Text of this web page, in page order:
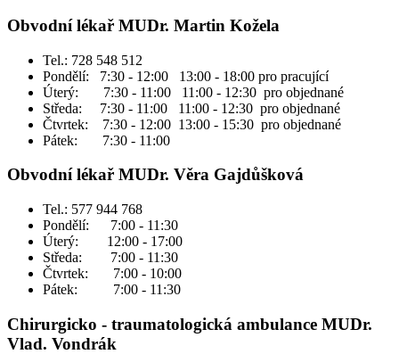
Obvodní lékař MUDr. Martin Kožela
Tel.: 728 548 512
Pondělí: 7:30 - 12:00 13:00 - 18:00 pro pracující
Úterý: 7:30 - 11:00 11:00 - 12:30 pro objednané
Středa: 7:30 - 11:00 11:00 - 12:30 pro objednané
Čtvrtek: 7:30 - 12:00 13:00 - 15:30 pro objednané
Pátek: 7:30 - 11:00
Obvodní lékař MUDr. Věra Gajdůšková
Tel.: 577 944 768
Pondělí: 7:00 - 11:30
Úterý: 12:00 - 17:00
Středa: 7:00 - 11:30
Čtvrtek: 7:00 - 10:00
Pátek: 7:00 - 11:30
Chirurgicko - traumatologická ambulance MUDr.
Vlad. Vondrák